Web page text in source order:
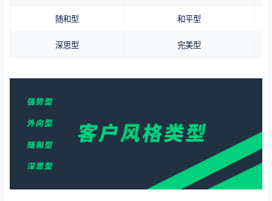
随和型 和平型
深思型 完美型